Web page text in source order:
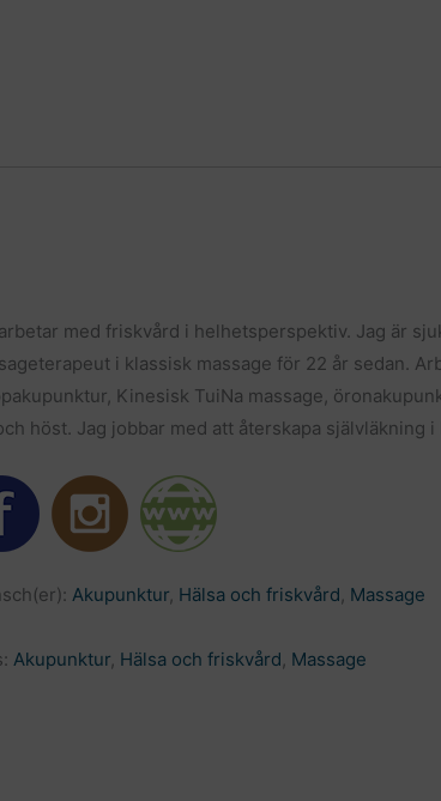
med friskvård i helhetsperspektiv. Jag är
i klassisk massage för 22 år sedan.
Kinesisk TuiNa massage,
höst. Jag jobbar med att återskapa självläkning
Akupunktur, Hälsa och friskvård, Massage
Akupunktur Hälsa och friskvård Massage